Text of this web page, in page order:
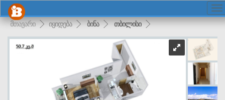
მთავარი იყიდება ბინა თბილისი